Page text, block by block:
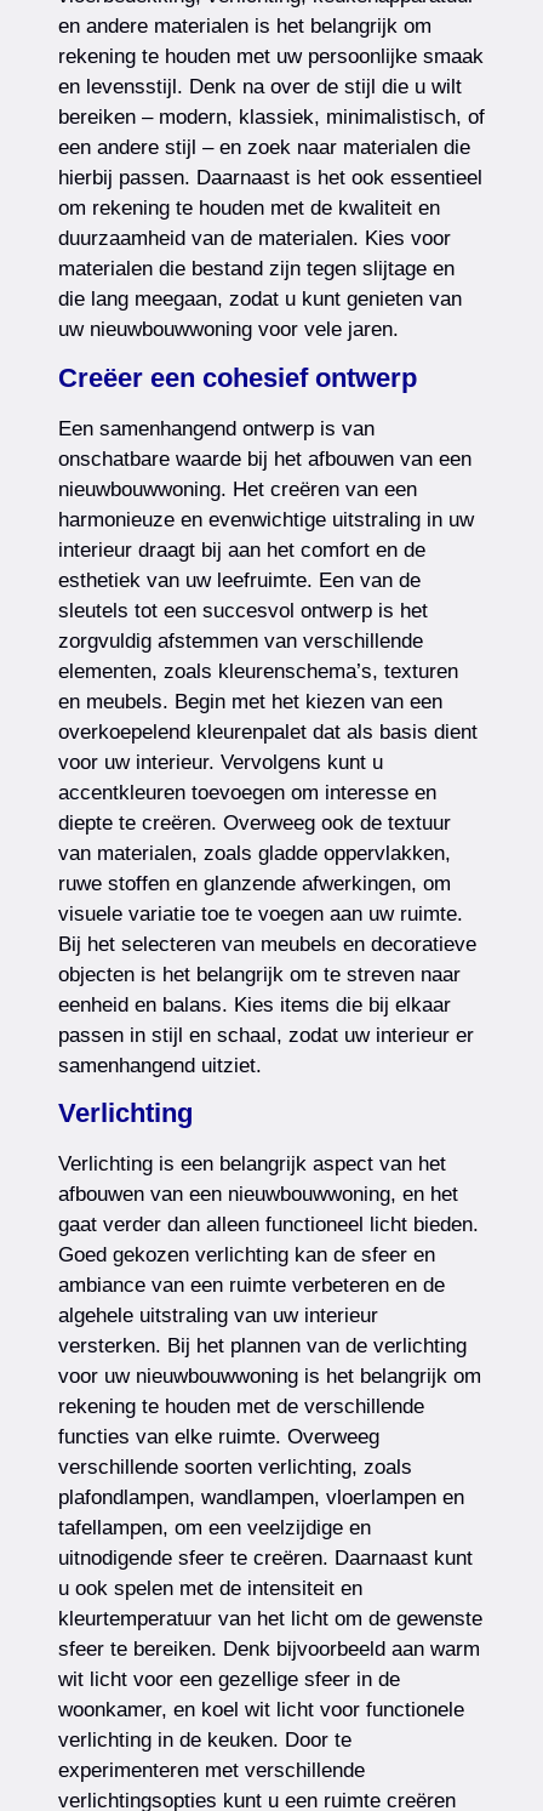
en andere materialen is het belangrijk om
rekening te houden met uw persoonlijke smaak
en levensstijl. Denk na over de stijl die u wilt
bereiken – modern, klassiek, minimalistisch, of
een andere stijl – en zoek naar materialen die
hierbij passen. Daarnaast is het ook essentieel
om rekening te houden met de kwaliteit en
duurzaamheid van de materialen. Kies voor
materialen die bestand zijn tegen slijtage en
die lang meegaan, zodat u kunt genieten van
uw nieuwbouwwoning voor vele jaren.
Creëer een cohesief ontwerp
Een samenhangend ontwerp is van
onschatbare waarde bij het afbouwen van een
nieuwbouwwoning. Het creëren van een
harmonieuze en evenwichtige uitstraling in uw
interieur draagt bij aan het comfort en de
esthetiek van uw leefruimte. Een van de
sleutels tot een succesvol ontwerp is het
zorgvuldig afstemmen van verschillende
elementen, zoals kleurenschema’s, texturen
en meubels. Begin met het kiezen van een
overkoepelend kleurenpalet dat als basis dient
voor uw interieur. Vervolgens kunt u
accentkleuren toevoegen om interesse en
diepte te creëren. Overweeg ook de textuur
van materialen, zoals gladde oppervlakken,
ruwe stoffen en glanzende afwerkingen, om
visuele variatie toe te voegen aan uw ruimte.
Bij het selecteren van meubels en decoratieve
objecten is het belangrijk om te streven naar
eenheid en balans. Kies items die bij elkaar
passen in stijl en schaal, zodat uw interieur er
samenhangend uitziet.
Verlichting
Verlichting is een belangrijk aspect van het
afbouwen van een nieuwbouwwoning, en het
gaat verder dan alleen functioneel licht bieden.
Goed gekozen verlichting kan de sfeer en
ambiance van een ruimte verbeteren en de
algehele uitstraling van uw interieur
versterken. Bij het plannen van de verlichting
voor uw nieuwbouwwoning is het belangrijk om
rekening te houden met de verschillende
functies van elke ruimte. Overweeg
verschillende soorten verlichting, zoals
plafondlampen, wandlampen, vloerlampen en
tafellampen, om een veelzijdige en
uitnodigende sfeer te creëren. Daarnaast kunt
u ook spelen met de intensiteit en
kleurtemperatuur van het licht om de gewenste
sfeer te bereiken. Denk bijvoorbeeld aan warm
wit licht voor een gezellige sfeer in de
woonkamer, en koel wit licht voor functionele
verlichting in de keuken. Door te
experimenteren met verschillende
verlichtingsopties kunt u een ruimte creëren